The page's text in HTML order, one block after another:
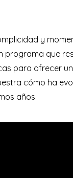
y
programa que
para ofrecer
cómo ha
años.